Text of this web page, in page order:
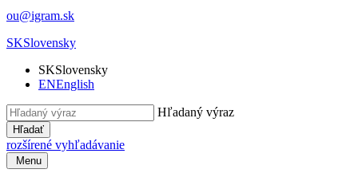
ou@igram.sk
SKSlovensky
SKSlovensky
ENEnglish
Hľadaný výraz
Hľadať
rozšírené vyhľadávanie
Menu